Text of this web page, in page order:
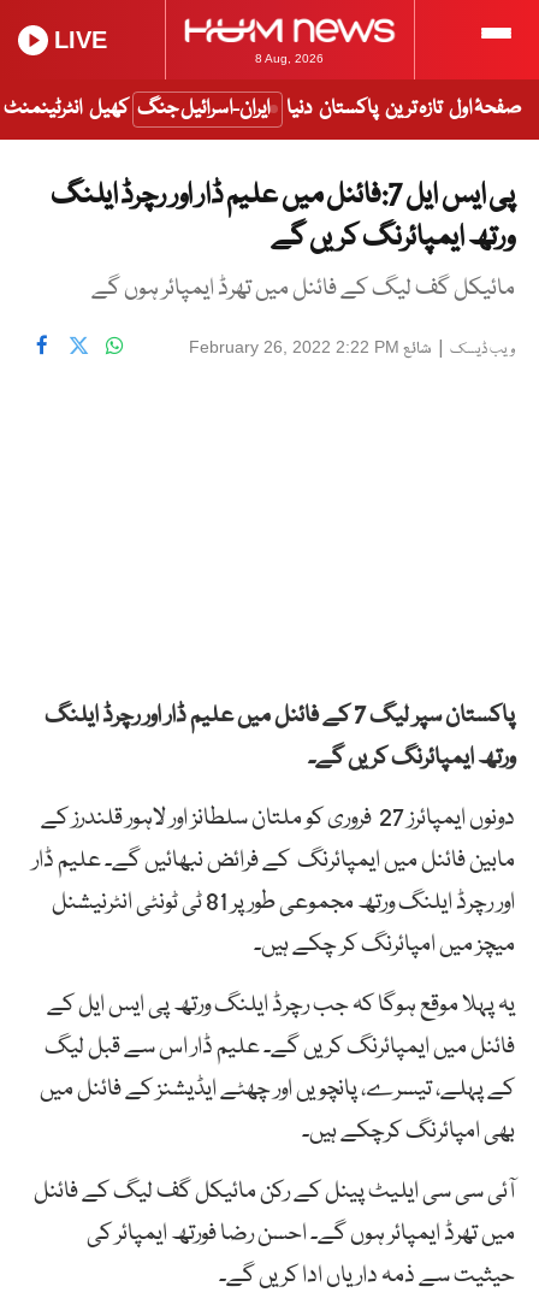
8 Aug, 2026
LIVE
صفحۂ اول تازہ ترین پاکستان دنیا ایران-اسرائیل جنگ کھیل انٹرٹینمنٹ
پی ایس ایل 7:فائنل میں علیم ڈار اور رچرڈ ایلنگ
ورتھ ایمپائرنگ کریں گے
مائیکل گف لیگ کے فائنل میں تھرڈ ایمپائر ہوں گے
ویب ڈیسک | شائع February 26, 2022 2:22 PM
پاکستان سپر لیگ 7 کے فائنل میں علیم ڈار اور رچرڈ ایلنگ
ورتھ ایمپائرنگ کریں گے۔
دونوں ایمپائرز 27 فروری کو ملتان سلطانز اور لاہور قلندرز کے
مابین فائنل میں ایمپائرنگ کے فرائض نبھائیں گے۔ علیم ڈار
اور رچرڈ ایلنگ ورتھ مجموعی طور پر 81 ٹی ٹونٹی انٹرنیشنل
میچز میں امپائرنگ کر چکے ہیں۔
یہ پہلا موقع ہوگا کہ جب رچرڈ ایلنگ ورتھ پی ایس ایل کے
فائنل میں ایمپائرنگ کریں گے۔ علیم ڈار اس سے قبل لیگ
کے پہلے، تیسرے، پانچویں اور چھٹے ایڈیشنز کے فائنل میں
بھی امپائرنگ کرچکے ہیں۔
آئی سی سی ایلیٹ پینل کے رکن مائیکل گف لیگ کے فائنل
میں تھرڈ ایمپائر ہوں گے۔ احسن رضا فورتھ ایمپائر کی
حیثیت سے ذمہ داریاں ادا کریں گے۔